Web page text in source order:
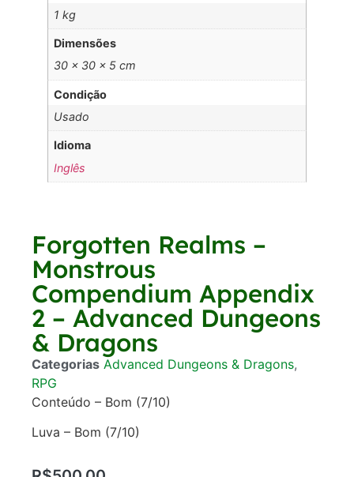
1 kg
Dimensões
30 × 30 × 5 cm
Condição
Usado
Idioma
Inglês
Forgotten Realms –
Monstrous
Compendium Appendix
2 – Advanced Dungeons
& Dragons
Categorias Advanced Dungeons & Dragons,
RPG
Conteúdo – Bom (7/10)
Luva – Bom (7/10)